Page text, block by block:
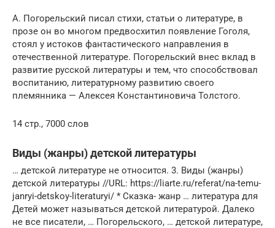
А. Погорельский писал стихи, статьи о литературе, в
прозе он во многом предвосхитил появление Гоголя,
стоял у истоков фантастического направления в
отечественной литературе. Погорельский внес вклад в
развитие русской литературы и тем, что способствовал
воспитанию, литературному развитию своего
племянника — Алексея Константиновича Толстого.
14 стр., 7000 слов
Виды (жанры) детской литературы
… детской литературе не относится. 3. Виды (жанры)
детской литературы //URL: https://liarte.ru/referat/na-temu-
janryi-detskoy-literaturyi/ * Сказка- жанр … литература для
Детей может называться детской литературой. Далеко
не все писатели, … Погорельского, … детской литературе,